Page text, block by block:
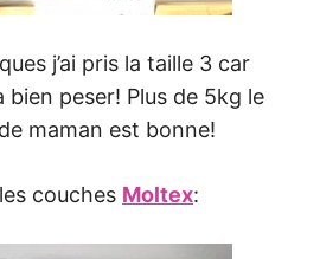
j’ai pris la taille 3 car
bien peser! Plus de 5kg le
maman est bonne!
couches Moltex: